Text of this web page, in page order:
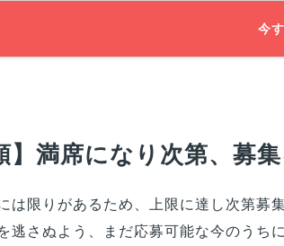
今
】満席になり次第、募
は限りがあるため、上限に達し次第
逃さぬよう、まだ応募可能な今のうち